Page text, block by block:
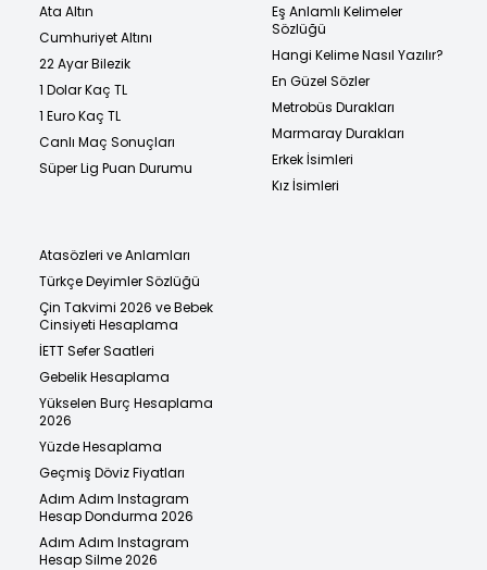
Ata Altın
Cumhuriyet Altını
22 Ayar Bilezik
1 Dolar Kaç TL
1 Euro Kaç TL
Canlı Maç Sonuçları
Süper Lig Puan Durumu
Eş Anlamlı Kelimeler
Sözlüğü
Hangi Kelime Nasıl Yazılır?
En Güzel Sözler
Metrobüs Durakları
Marmaray Durakları
Erkek İsimleri
Kız İsimleri
Atasözleri ve Anlamları
Türkçe Deyimler Sözlüğü
Çin Takvimi 2026 ve Bebek
Cinsiyeti Hesaplama
İETT Sefer Saatleri
Gebelik Hesaplama
Yükselen Burç Hesaplama
2026
Yüzde Hesaplama
Geçmiş Döviz Fiyatları
Adım Adım Instagram
Hesap Dondurma 2026
Adım Adım Instagram
Hesap Silme 2026